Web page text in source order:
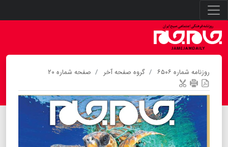
روزنامه شماره ۶۵۰۶ گروه صفحه آخر صفحه شماره ۲۰